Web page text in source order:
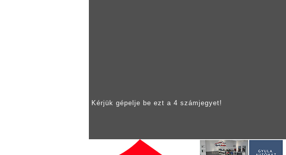
Kérjük gépelje be ezt a 4 számjegyet!